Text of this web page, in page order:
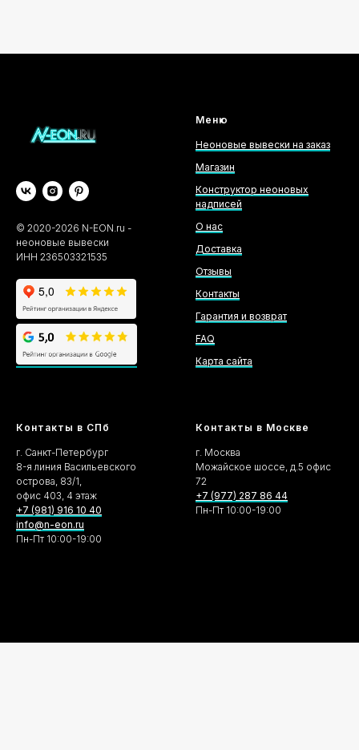
© 2020-2026 N-EON.ru -
неоновые вывески
ИНН 236503321535
Меню
Неоновые вывески на заказ
Магазин
Конструктор неоновых
надписей
О нас
Доставка
Отзывы
Контакты
Гарантия и возврат
FAQ
Карта сайта
Контакты в СПб
г. Санкт-Петербург
8-я линия Васильевского
острова, 83/1,
офис 403, 4 этаж
+7 (981) 916 10 40
info@n-eon.ru
Пн-Пт 10:00-19:00
Контакты в Москве
г. Москва
Можайское шоссе, д.5 офис
72
+7 (977) 287 86 44
Пн-Пт 10:00-19:00